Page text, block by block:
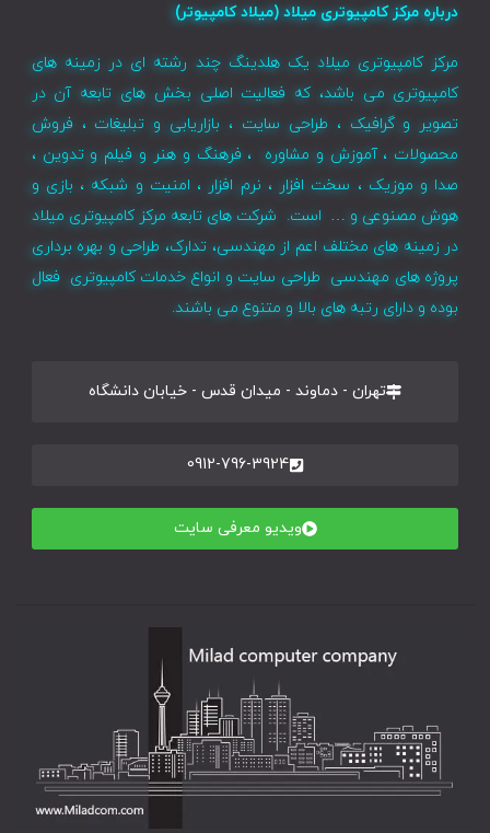
درباره مرکز کامپیوتری میلاد (میلاد کامپیوتر)
مرکز کامپیوتری میلاد یک هلدینگ چند رشته ای در زمینه های
کامپیوتری می باشد، که فعالیت اصلی بخش های تابعه آن در
تصویر و گرافیک ، طراحی سایت ، بازاریابی و تبلیغات ، فروش
محصولات ، آموزش و مشاوره ، فرهنگ و هنر و فیلم و تدوین ،
صدا و موزیک ، سخت افزار ، نرم افزار ، امنیت و شبکه ، بازی و
هوش مصنوعی و … است. شرکت های تابعه مرکز کامپیوتری میلاد
در زمینه های مختلف اعم از مهندسی، تدارک، طراحی و بهره برداری
پروژه های مهندسی طراحی سایت و انواع خدمات کامپیوتری فعال
بوده و دارای رتبه های بالا و متنوع می باشند.
تهران - دماوند - میدان قدس - خیابان دانشگاه
0912-796-3924
ویدیو معرفی سایت